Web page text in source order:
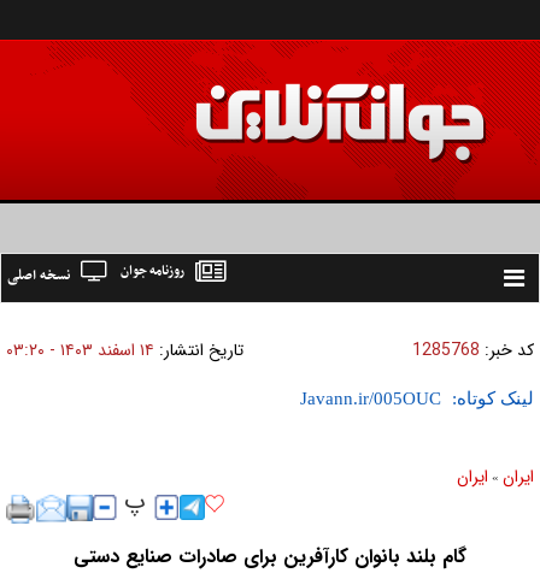
Toggle
نسخه اصلی روزنامه جوان
کد خبر: 1285768 تاریخ انتشار: ۱۴ اسفند ۱۴۰۳ - ۰۳:۲۰
لینک کوتاه:
ايران » ايران
گام بلند بانوان کارآفرین برای صادرات صنایع دستی